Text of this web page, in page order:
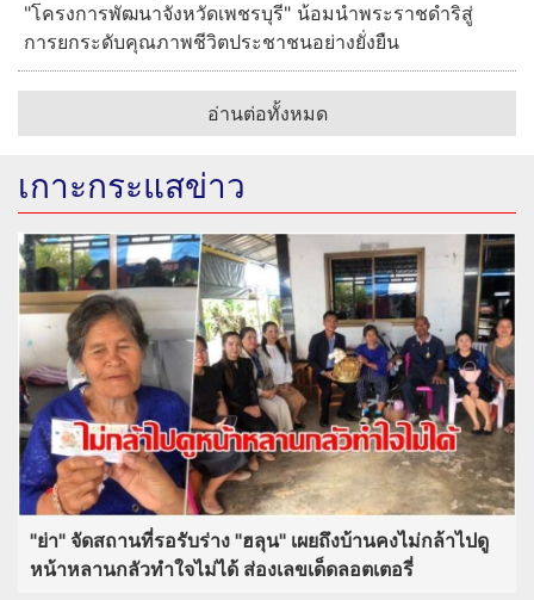
"โครงการพัฒนาจังหวัดเพชรบุรี" น้อมนำพระราชดำริสู่
การยกระดับคุณภาพชีวิตประชาชนอย่างยั่งยืน
อ่านต่อทั้งหมด
เกาะกระแสข่าว
"ย่า" จัดสถานที่รอรับร่าง "ฮลุน" เผยถึงบ้านคงไม่กล้าไปดู
หน้าหลานกลัวทำใจไม่ได้ ส่องเลขเด็ดลอตเตอรี่